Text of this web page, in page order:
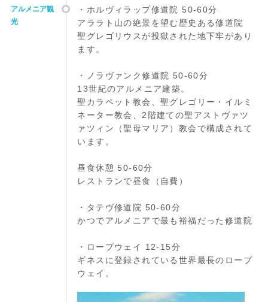
アルメニア観
光
・ホルヴィラップ修道院 50-60分
アララト山の絶景を望む歴史ある修道院
聖グレゴリウスが投獄された地下牢があり
ます。
・ノラヴァンク修道院 50-60分
13世紀のアルメニア建築。
聖カラペット教会、聖グレゴリー・イルミ
ネーター教会、2階建ての聖アストヴァツ
ァツィン（聖母マリア）教会で構成されて
います。
昼食休憩 50-60分
レストランで昼食（自費）
・タテヴ修道院 50-60分
かつでアルメニアで最も裕福だった修道院
・ロープウェイ 12-15分
ギネスに登録されている世界最長のロープ
ウェイ。